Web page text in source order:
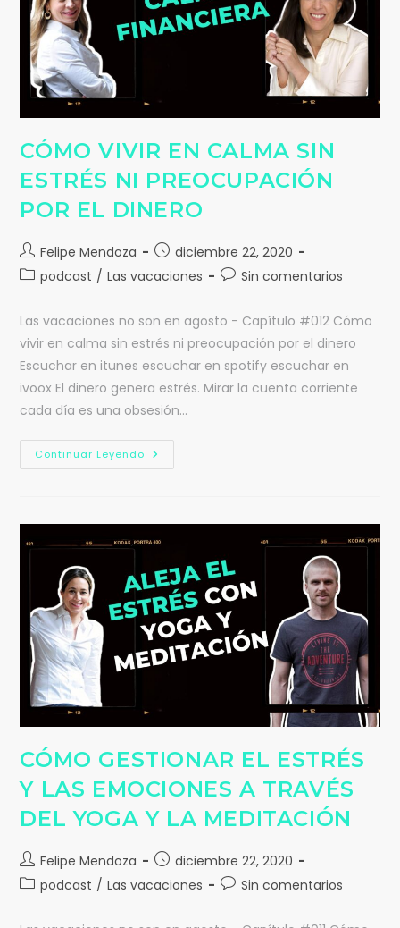
CÓMO VIVIR EN CALMA SIN
ESTRÉS NI PREOCUPACIÓN
POR EL DINERO
Felipe Mendoza
diciembre 22, 2020
podcast / Las vacaciones Sin comentarios
Las vacaciones no son en agosto - Capítulo #012 Cómo
vivir en calma sin estrés ni preocupación por el dinero
Escuchar en itunes escuchar en spotify escuchar en
ivoox El dinero genera estrés. Mirar la cuenta corriente
cada día es una obsesión…
Continuar Leyendo
CÓMO GESTIONAR EL ESTRÉS
Y LAS EMOCIONES A TRAVÉS
DEL YOGA Y LA MEDITACIÓN
Felipe Mendoza
diciembre 22, 2020
podcast / Las vacaciones Sin comentarios